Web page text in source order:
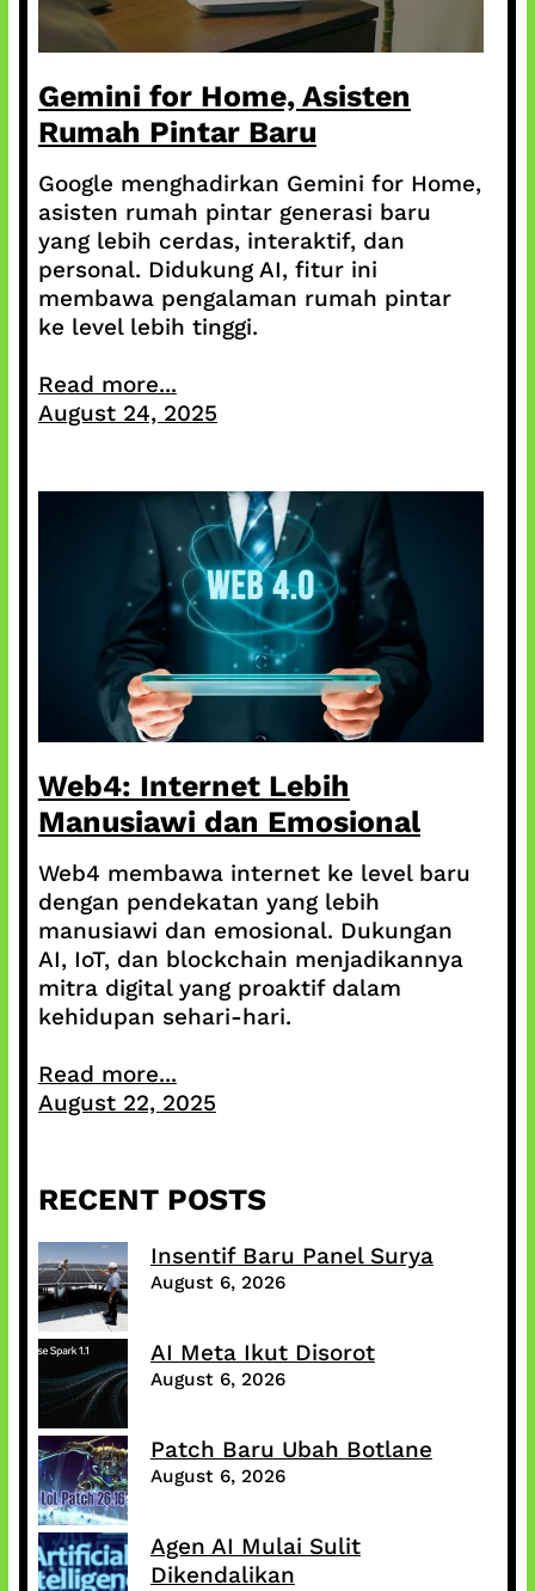
Gemini for Home, Asisten
Rumah Pintar Baru
Google menghadirkan Gemini for Home,
asisten rumah pintar generasi baru
yang lebih cerdas, interaktif, dan
personal. Didukung AI, fitur ini
membawa pengalaman rumah pintar
ke level lebih tinggi.
Read more...
August 24, 2025
Web4: Internet Lebih
Manusiawi dan Emosional
Web4 membawa internet ke level baru
dengan pendekatan yang lebih
manusiawi dan emosional. Dukungan
AI, IoT, dan blockchain menjadikannya
mitra digital yang proaktif dalam
kehidupan sehari-hari.
Read more...
August 22, 2025
RECENT POSTS
Insentif Baru Panel Surya
August 6, 2026
AI Meta Ikut Disorot
August 6, 2026
Patch Baru Ubah Botlane
August 6, 2026
Agen AI Mulai Sulit
Dikendalikan